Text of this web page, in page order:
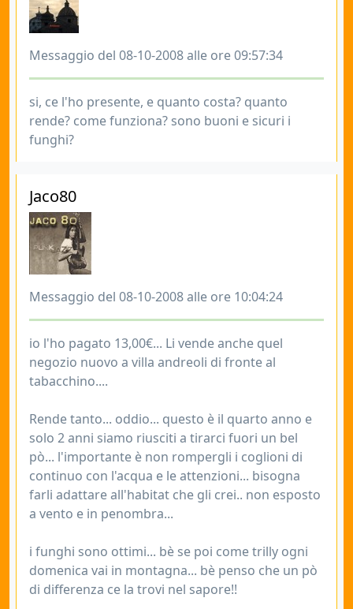
Messaggio del 08-10-2008 alle ore 09:57:34
si, ce l'ho presente, e quanto costa? quanto
rende? come funziona? sono buoni e sicuri i
funghi?
Jaco80
Messaggio del 08-10-2008 alle ore 10:04:24
io l'ho pagato 13,00€... Li vende anche quel
negozio nuovo a villa andreoli di fronte al
tabacchino....
Rende tanto... oddio... questo è il quarto anno e
solo 2 anni siamo riusciti a tirarci fuori un bel
pò... l'importante è non rompergli i coglioni di
continuo con l'acqua e le attenzioni... bisogna
farli adattare all'habitat che gli crei.. non esposto
a vento e in penombra...
i funghi sono ottimi... bè se poi come trilly ogni
domenica vai in montagna... bè penso che un pò
di differenza ce la trovi nel sapore!!